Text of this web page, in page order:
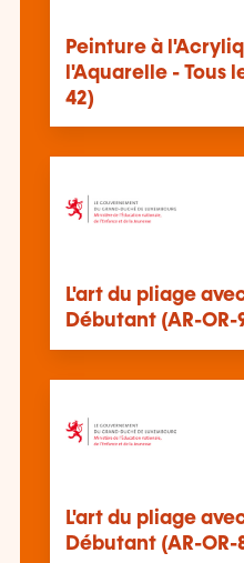
Peinture à
l'Aquarelle - Tous
42)
L'art du pliage
Débutant (AR-OR-
L'art du pliage
Débutant (AR-OR-